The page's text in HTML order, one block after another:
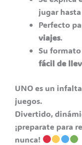
jugar
Perfecto
viajes.
Su
fácil de
UNO es un
juegos.
Divertido,
¡preparate para
nunca!